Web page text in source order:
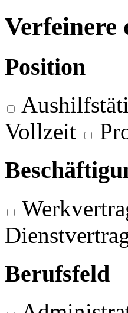
Verfeinere
Position
Vollzeit
Berufsfeld